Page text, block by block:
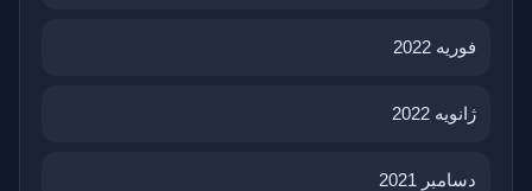
فوریه 2022
ژانویه 2022
دسامبر 2021